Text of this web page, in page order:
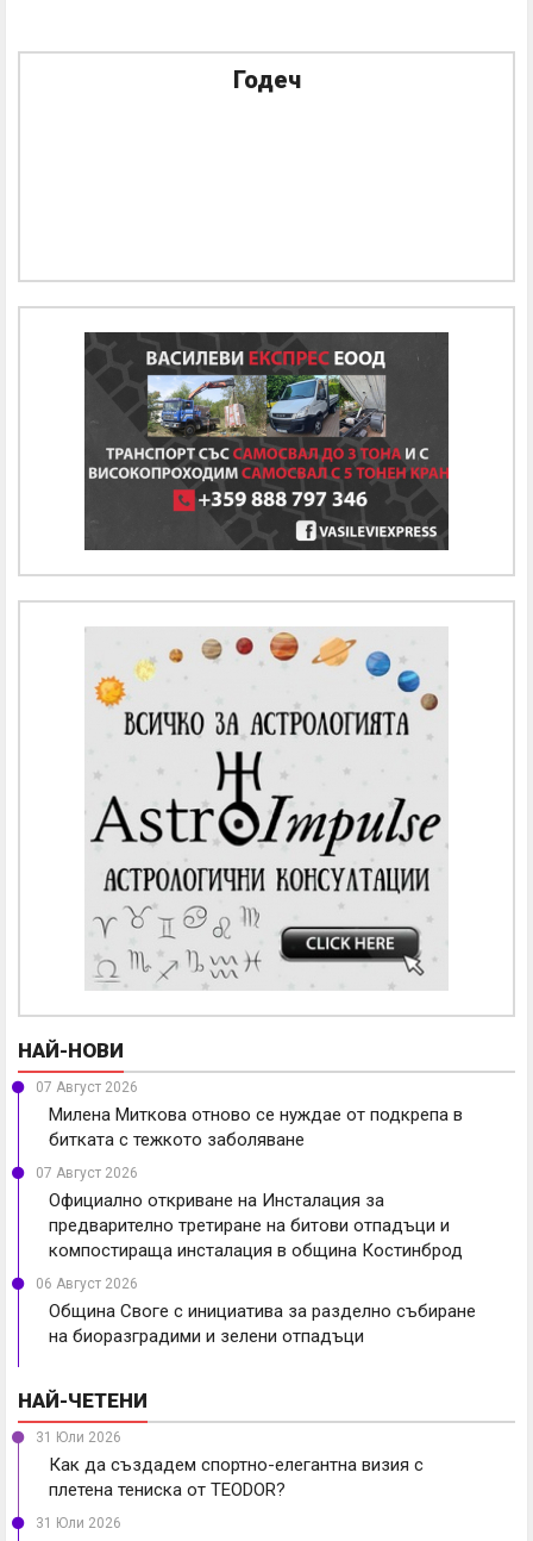
Годеч
НАЙ-НОВИ
07 Август 2026
Милена Миткова отново се нуждае от подкрепа в
битката с тежкото заболяване
07 Август 2026
Официално откриване на Инсталация за
предварително третиране на битови отпадъци и
компостираща инсталация в община Костинброд
06 Август 2026
Община Своге с инициатива за разделно събиране
на биоразградими и зелени отпадъци
НАЙ-ЧЕТЕНИ
31 Юли 2026
Как да създадем спортно-елегантна визия с
плетена тениска от TEODOR?
31 Юли 2026